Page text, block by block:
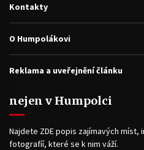
Kontakty
O Humpolákovi
Reklama a uveřejnění článku
nejen v Humpolci
Najdete ZDE popis zajímavých
fotografíí, které se k nim váží.